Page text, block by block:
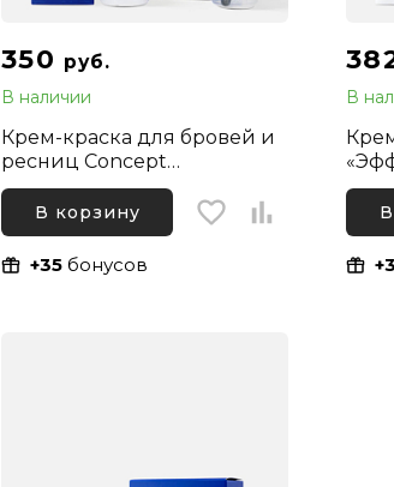
350 руб.
В наличии
Крем-краска для бровей и
ресниц Concept
ProfyTouch, Коричневая
В корзину
+35 бонусов
В